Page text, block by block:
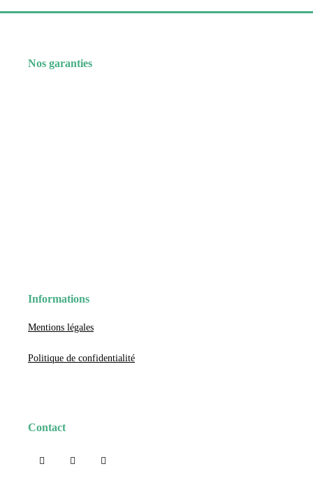
Nos garanties
Informations
Mentions légales
Politique de confidentialité
Contact